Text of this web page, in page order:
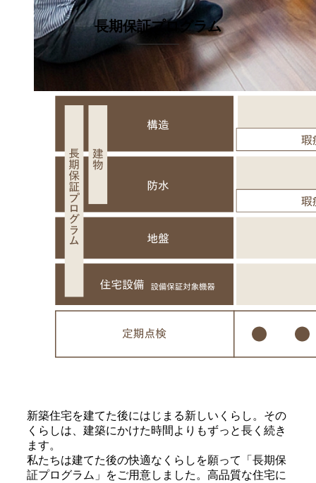
長期保証プログラム
新築住宅を建てた後にはじまる新しいくらし。その
くらしは、建築にかけた時間よりもずっと長く続き
ます。
私たちは建てた後の快適なくらしを願って「長期保
証プログラム」をご用意しました。高品質な住宅に